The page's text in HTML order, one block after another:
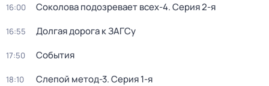
16:00 Соколова подозревает всех-4. Серия 2-я
16:55 Долгая дорога к ЗАГСу
17:50 События
18:10 Слепой метод-3. Серия 1-я